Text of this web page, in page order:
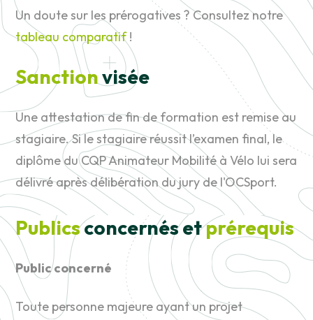
Un doute sur les prérogatives ? Consultez notre
tableau comparatif!
Sanctionvisée
Une attestation de fin de formation est remise au
stagiaire. Si le stagiaire réussit l’examen final, le
diplôme du CQP Animateur Mobilité à Vélo lui sera
délivré après délibération du jury de l'OCSport.
Publicsconcernés etprérequis
Public concerné
Toute personne majeure ayant un projet